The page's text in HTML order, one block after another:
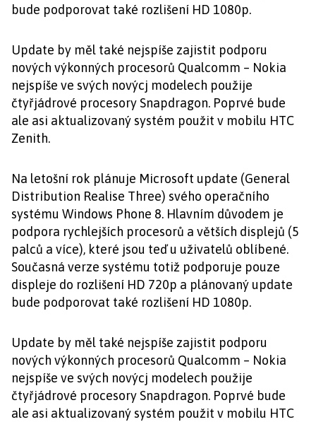
bude podporovat také rozlišení HD 1080p.
Update by měl také nejspíše zajistit podporu
nových výkonných procesorů Qualcomm – Nokia
nejspíše ve svých novýcj modelech použije
čtyřjádrové procesory Snapdragon. Poprvé bude
ale asi aktualizovaný systém použit v mobilu HTC
Zenith.
Na letošní rok plánuje Microsoft update (General
Distribution Realise Three) svého operačního
systému Windows Phone 8. Hlavním důvodem je
podpora rychlejších procesorů a větších displejů (5
palců a více), které jsou teď u uživatelů oblíbené.
Současná verze systému totiž podporuje pouze
displeje do rozlišení HD 720p a plánovaný update
bude podporovat také rozlišení HD 1080p.
Update by měl také nejspíše zajistit podporu
nových výkonných procesorů Qualcomm – Nokia
nejspíše ve svých novýcj modelech použije
čtyřjádrové procesory Snapdragon. Poprvé bude
ale asi aktualizovaný systém použit v mobilu HTC